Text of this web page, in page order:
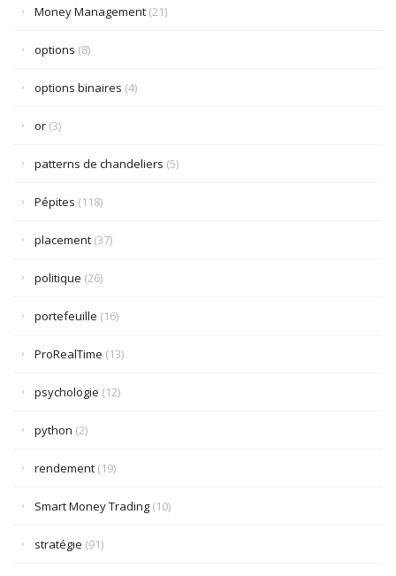
Money Management (21)
options (8)
options binaires (4)
or (3)
patterns de chandeliers (5)
Pépites (118)
placement (37)
politique (26)
portefeuille (16)
ProRealTime (13)
psychologie (12)
python (2)
rendement (19)
Smart Money Trading (10)
stratégie (91)